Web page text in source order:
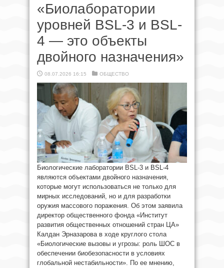
«Биолаборатории
уровней BSL-3 и BSL-
4 — это объекты
двойного назначения»
08.07.2026 16:15 ОБЩЕСТВО
Биологические лаборатории BSL-3 и BSL-4
являются объектами двойного назначения,
которые могут использоваться не только для
мирных исследований, но и для разработки
оружия массового поражения. Об этом заявила
директор общественного фонда «Институт
развития общественных отношений стран ЦА»
Калдан Эрназарова в ходе круглого стола
«Биологические вызовы и угрозы: роль ШОС в
обеспечении биобезопасности в условиях
глобальной нестабильности». По ее мнению,